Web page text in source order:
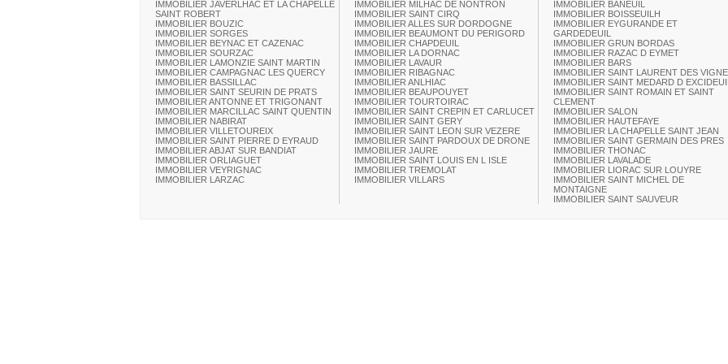
IMMOBILIER JAVERLHAC ET LA CHAPELLE
SAINT ROBERT
IMMOBILIER BOUZIC
IMMOBILIER SORGES
IMMOBILIER BEYNAC ET CAZENAC
IMMOBILIER SOURZAC
IMMOBILIER LAMONZIE SAINT MARTIN
IMMOBILIER CAMPAGNAC LES QUERCY
IMMOBILIER BASSILLAC
IMMOBILIER SAINT SEURIN DE PRATS
IMMOBILIER ANTONNE ET TRIGONANT
IMMOBILIER MARCILLAC SAINT QUENTIN
IMMOBILIER NABIRAT
IMMOBILIER VILLETOUREIX
IMMOBILIER SAINT PIERRE D EYRAUD
IMMOBILIER ABJAT SUR BANDIAT
IMMOBILIER ORLIAGUET
IMMOBILIER VEYRIGNAC
IMMOBILIER LARZAC
IMMOBILIER MILHAC DE NONTRON
IMMOBILIER SAINT CIRQ
IMMOBILIER ALLES SUR DORDOGNE
IMMOBILIER BEAUMONT DU PERIGORD
IMMOBILIER CHAPDEUIL
IMMOBILIER LA DORNAC
IMMOBILIER LAVAUR
IMMOBILIER RIBAGNAC
IMMOBILIER ANLHIAC
IMMOBILIER BEAUPOUYET
IMMOBILIER TOURTOIRAC
IMMOBILIER SAINT CREPIN ET CARLUCET
IMMOBILIER SAINT GERY
IMMOBILIER SAINT LEON SUR VEZERE
IMMOBILIER SAINT PARDOUX DE DRONE
IMMOBILIER JAURE
IMMOBILIER SAINT LOUIS EN L ISLE
IMMOBILIER TREMOLAT
IMMOBILIER VILLARS
IMMOBILIER BANEUIL
IMMOBILIER BOISSEUILH
IMMOBILIER EYGURANDE ET
GARDEDEUIL
IMMOBILIER GRUN BORDAS
IMMOBILIER RAZAC D EYMET
IMMOBILIER BARS
IMMOBILIER SAINT LAURENT DES
IMMOBILIER SAINT MEDARD D
IMMOBILIER SAINT ROMAIN ET SAINT
CLEMENT
IMMOBILIER SALON
IMMOBILIER HAUTEFAYE
IMMOBILIER LA CHAPELLE SAINT JEAN
IMMOBILIER SAINT GERMAIN DES PRES
IMMOBILIER THONAC
IMMOBILIER LAVALADE
IMMOBILIER LIORAC SUR LOUYRE
IMMOBILIER SAINT MICHEL DE
MONTAIGNE
IMMOBILIER SAINT SAUVEUR